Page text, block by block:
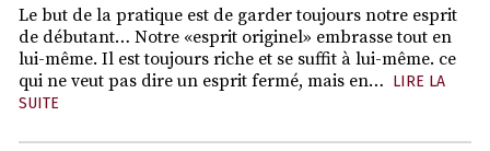
Le but de la pratique est de garder toujours notre esprit
de débutant… Notre «esprit originel» embrasse tout en
lui-même. Il est toujours riche et se suffit à lui-même. ce
qui ne veut pas dire un esprit fermé, mais en… LIRE LA
SUITE